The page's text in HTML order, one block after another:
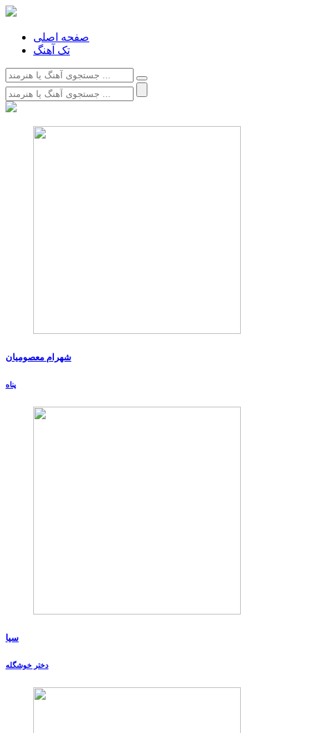
صفحه اصلی
تک آهنگ
شهرام معصومیان
پناه
سیا
دختر خوشگله